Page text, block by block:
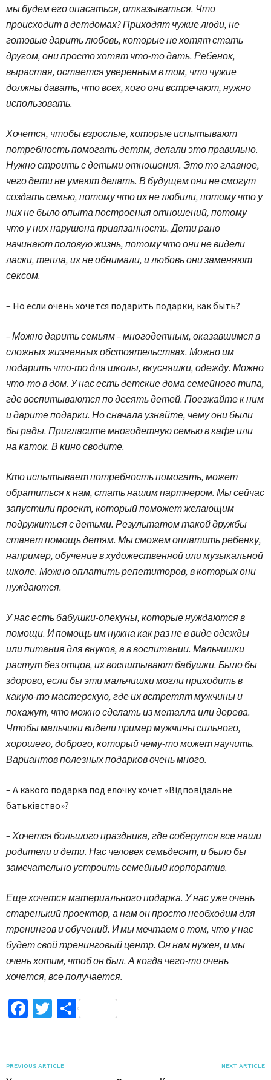
мы будем его опасаться, отказываться. Что
происходит в детдомах? Приходят чужие люди, не
готовые дарить любовь, которые не хотят стать
другом, они просто хотят что-то дать. Ребенок,
вырастая, остается уверенным в том, что чужие
должны давать, что всех, кого они встречают, нужно
использовать.
Хочется, чтобы взрослые, которые испытывают
потребность помогать детям, делали это правильно.
Нужно строить с детьми отношения. Это то главное,
чего дети не умеют делать. В будущем они не смогут
создать семью, потому что их не любили, потому что у
них не было опыта построения отношений, потому
что у них нарушена привязанность. Дети рано
начинают половую жизнь, потому что они не видели
ласки, тепла, их не обнимали, и любовь они заменяют
сексом.
– Но если очень хочется подарить подарки, как быть?
– Можно дарить семьям – многодетным, оказавшимся в
сложных жизненных обстоятельствах. Можно им
подарить что-то для школы, вкусняшки, одежду. Можно
что-то в дом. У нас есть детские дома семейного типа,
где воспитываются по десять детей. Поезжайте к ним
и дарите подарки. Но сначала узнайте, чему они были
бы рады. Пригласите многодетную семью в кафе или
на каток. В кино сводите.
Кто испытывает потребность помогать, может
обратиться к нам, стать нашим партнером. Мы сейчас
запустили проект, который поможет желающим
подружиться с детьми. Результатом такой дружбы
станет помощь детям. Мы сможем оплатить ребенку,
например, обучение в художественной или музыкальной
школе. Можно оплатить репетиторов, в которых они
нуждаются.
У нас есть бабушки-опекуны, которые нуждаются в
помощи. И помощь им нужна как раз не в виде одежды
или питания для внуков, а в воспитании. Мальчишки
растут без отцов, их воспитывают бабушки. Было бы
здорово, если бы эти мальчишки могли приходить в
какую-то мастерскую, где их встретят мужчины и
покажут, что можно сделать из металла или дерева.
Чтобы мальчики видели пример мужчины сильного,
хорошего, доброго, который чему-то может научить.
Вариантов полезных подарков очень много.
– А какого подарка под елочку хочет «Відповідальне
батьківство»?
– Хочется большого праздника, где соберутся все наши
родители и дети. Нас человек семьдесят, и было бы
замечательно устроить семейный корпоратив.
Еще хочется материального подарка. У нас уже очень
старенький проектор, а нам он просто необходим для
тренингов и обучений. И мы мечтаем о том, что у нас
будет свой тренинговый центр. Он нам нужен, и мы
очень хотим, чтоб он был. А когда чего-то очень
хочется, все получается.
Facebook
TwitterПоділитися
PREVIOUS ARTICLE NEXT ARTICLE